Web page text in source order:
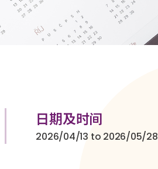
日期及时间
2026/04/13 to 2026/05/28